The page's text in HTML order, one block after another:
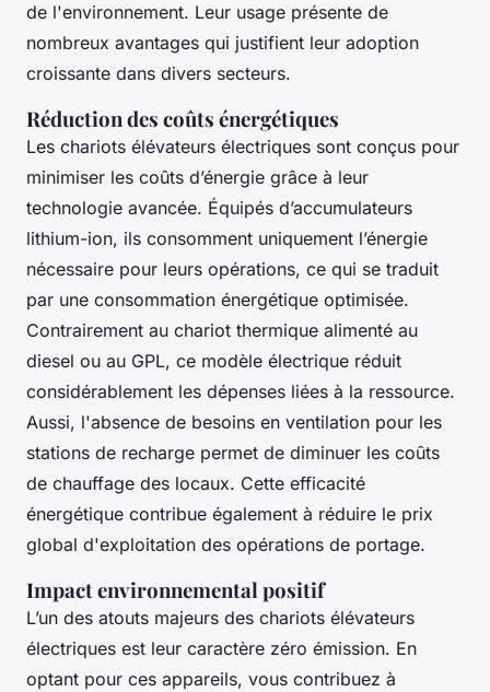
de l'environnement. Leur usage présente de
nombreux avantages qui justifient leur adoption
croissante dans divers secteurs.
Réduction des coûts énergétiques
Les chariots élévateurs électriques sont conçus pour
minimiser les coûts d’énergie grâce à leur
technologie avancée. Équipés d’accumulateurs
lithium-ion, ils consomment uniquement l’énergie
nécessaire pour leurs opérations, ce qui se traduit
par une consommation énergétique optimisée.
Contrairement au chariot thermique alimenté au
diesel ou au GPL, ce modèle électrique réduit
considérablement les dépenses liées à la ressource.
Aussi, l'absence de besoins en ventilation pour les
stations de recharge permet de diminuer les coûts
de chauffage des locaux. Cette efficacité
énergétique contribue également à réduire le prix
global d'exploitation des opérations de portage.
Impact environnemental positif
L’un des atouts majeurs des chariots élévateurs
électriques est leur caractère zéro émission. En
optant pour ces appareils, vous contribuez à